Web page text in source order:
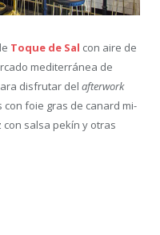
Toque de Sal con aire de
mediterránea de
disfrutar del afterwork
foie gras de canard mi-
salsa pekín y otras